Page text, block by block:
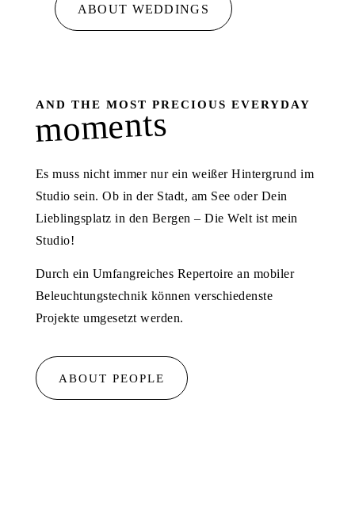
ABOUT WEDDINGS
AND THE MOST PRECIOUS EVERYDAY
moments
Es muss nicht immer nur ein weißer Hintergrund im
Studio sein. Ob in der Stadt, am See oder Dein
Lieblingsplatz in den Bergen – Die Welt ist mein
Studio!
Durch ein Umfangreiches Repertoire an mobiler
Beleuchtungstechnik können verschiedenste
Projekte umgesetzt werden.
ABOUT PEOPLE